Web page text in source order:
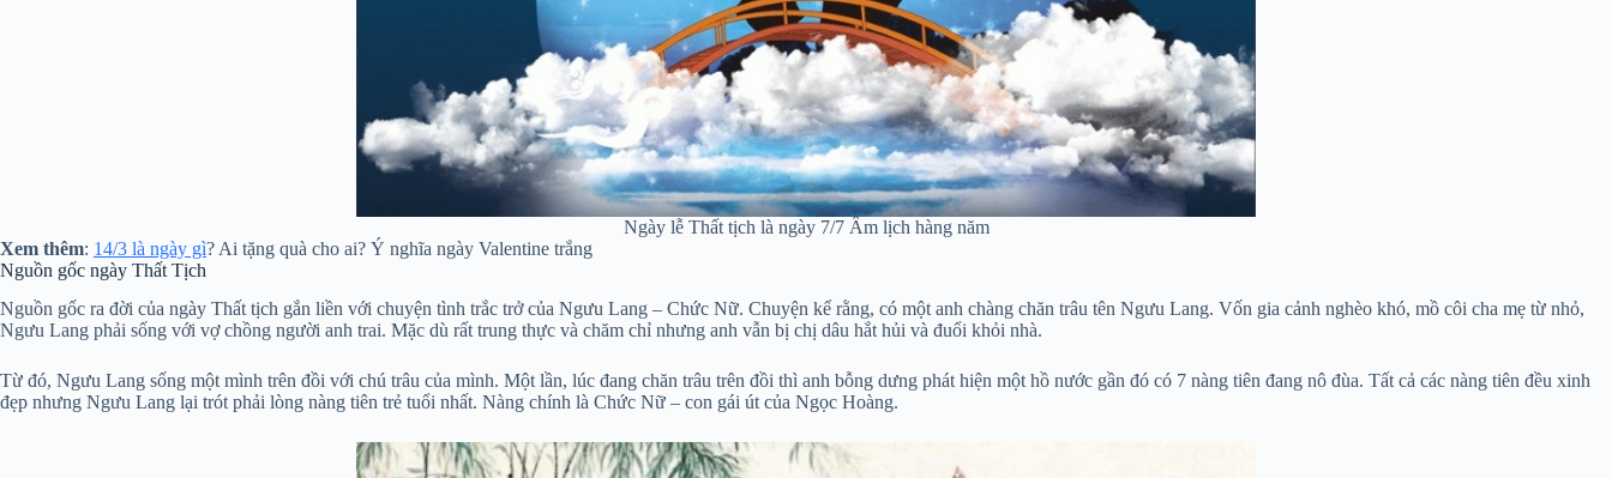
Ngày lễ Thất tịch là ngày 7/7 Âm lịch hàng năm
Xem thêm: 14/3 là ngày gì? Ai tặng quà cho ai? Ý nghĩa ngày Valentine trắng
Nguồn gốc ngày Thất Tịch
Nguồn gốc ra đời của ngày Thất tịch gắn liền với chuyện tình trắc trở của Ngưu Lang – Chức Nữ. Chuyện kể rằng, có một anh chàng chăn trâu tên Ngưu Lang. Vốn gia cảnh nghèo khó, mồ côi cha mẹ từ nhỏ,
Ngưu Lang phải sống với vợ chồng người anh trai. Mặc dù rất trung thực và chăm chỉ nhưng anh vẫn bị chị dâu hắt hủi và đuổi khỏi nhà.
Từ đó, Ngưu Lang sống một mình trên đồi với chú trâu của mình. Một lần, lúc đang chăn trâu trên đồi thì anh bỗng dưng phát hiện một hồ nước gần đó có 7 nàng tiên đang nô đùa. Tất cả các nàng tiên đều xinh
đẹp nhưng Ngưu Lang lại trót phải lòng nàng tiên trẻ tuổi nhất. Nàng chính là Chức Nữ – con gái út của Ngọc Hoàng.